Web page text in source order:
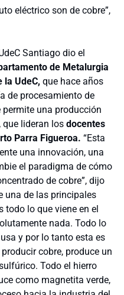
eléctrico son de cobre”,
Santiago dio el
de Metalurgia
la UdeC, que hace años
de procesamiento de
permite una producción
que lideran los docentes
Parra Figueroa. “Esta
una innovación, una
el paradigma de cómo
de cobre”, dijo
una de las principales
todo lo que viene en el
nada. Todo lo
y por lo tanto esta es
cobre, produce un
Todo el hierro
como magnetita verde,